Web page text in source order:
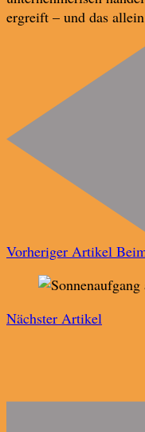
ergreift – und das
Vorheriger Artikel
Nächster Artikel